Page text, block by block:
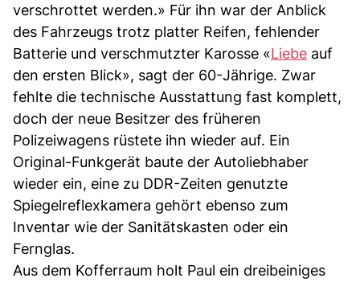
verschrottet werden.» Für ihn war der Anblick
des Fahrzeugs trotz platter Reifen, fehlender
Batterie und verschmutzter Karosse «Liebe auf
den ersten Blick», sagt der 60-Jährige. Zwar
fehlte die technische Ausstattung fast komplett,
doch der neue Besitzer des früheren
Polizeiwagens rüstete ihn wieder auf. Ein
Original-Funkgerät baute der Autoliebhaber
wieder ein, eine zu DDR-Zeiten genutzte
Spiegelreflexkamera gehört ebenso zum
Inventar wie der Sanitätskasten oder ein
Fernglas.
Aus dem Kofferraum holt Paul ein dreibeiniges